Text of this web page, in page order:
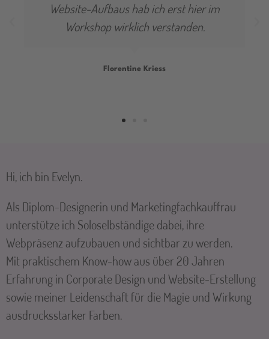
Website-Aufbaus hab ich erst hier im
Workshop wirklich verstanden.
Florentine Kriess
Hi, ich bin Evelyn.
Als Diplom-Designerin und Marketingfachkauffrau
unterstütze ich Soloselbständige dabei, ihre
Webpräsenz aufzubauen und sichtbar zu werden.
Mit praktischem Know-how aus über 20 Jahren
Erfahrung in Corporate Design und Website-Erstellung
sowie meiner Leidenschaft für die Magie und Wirkung
ausdrucksstarker Farben.